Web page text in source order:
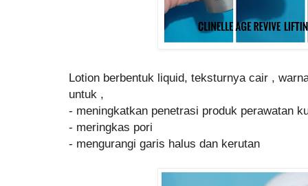
Lotion berbentuk liquid, teksturnya cair ,
untuk ,
- meningkatkan penetrasi produk perawatan
- meringkas pori
- mengurangi garis halus dan kerutan